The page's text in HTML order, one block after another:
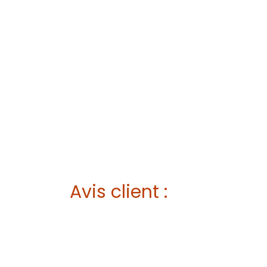
Avis client :